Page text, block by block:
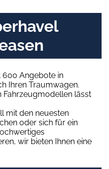
600 Angebote in
Ihren Traumwagen.
Fahrzeugmodellen lässt
mit den neuesten
oder sich für ein
wir bieten Ihnen eine